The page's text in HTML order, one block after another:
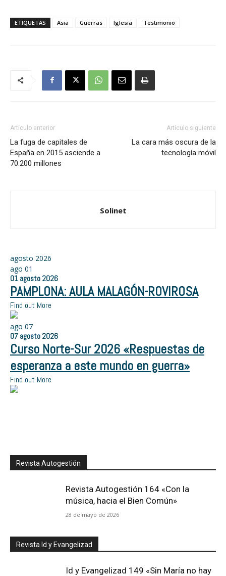
ETIQUETAS Asia Guerras Iglesia Testimonio
Artículo anterior
La fuga de capitales de
España en 2015 asciende a
70.200 millones
Artículo siguiente
La cara más oscura de la
tecnología móvil
Solinet
agosto 2026
ago 01
01 agosto 2026
PAMPLONA: AULA MALAGÓN-ROVIROSA
Find out More
ago 07
07 agosto 2026
Curso Norte-Sur 2026 «Respuestas de
esperanza a este mundo en guerra»
Find out More
Revista Autogestión
Revista Autogestión 164 «Con la
música, hacia el Bien Común»
28 de mayo de 2026
Revista Id y Evangelizad
Id y Evangelizad 149 «Sin María no hay